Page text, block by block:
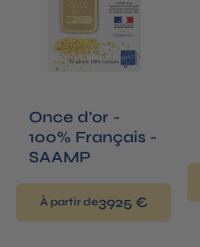
Once d'or -
100% Français -
SAAMP
À partir de3925 €